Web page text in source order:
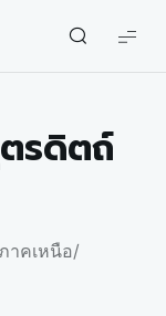
รดิตถ์
าคเหนือ/